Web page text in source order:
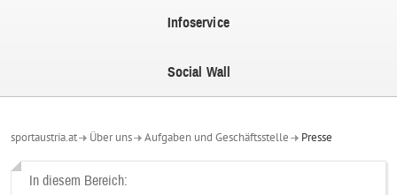
Infoservice
Social Wall
sportaustria.at Über uns Aufgaben und Geschäftsstelle Presse
In diesem Bereich: